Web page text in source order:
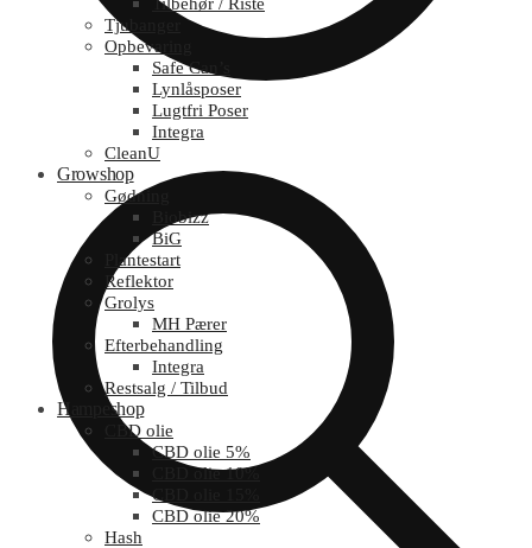
Tjubanger
Opbevaring
Safe Can’s
Lynlåsposer
Lugtfri Poser
Integra
CleanU
Growshop
Gødning
Biobizz
BiG
Plantestart
Reflektor
Grolys
MH Pærer
Efterbehandling
Integra
Restsalg / Tilbud
Hampeshop
CBD olie
CBD olie 5%
CBD olie 10%
CBD olie 15%
CBD olie 20%
Hash